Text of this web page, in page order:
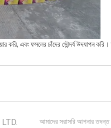
এবং ফসলের চাঁদের সৌন্দর্য উদযাপন
আমাদের সরাসরি আপনার তদন্ত